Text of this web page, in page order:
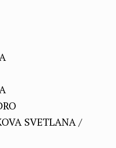
SVETLANA /